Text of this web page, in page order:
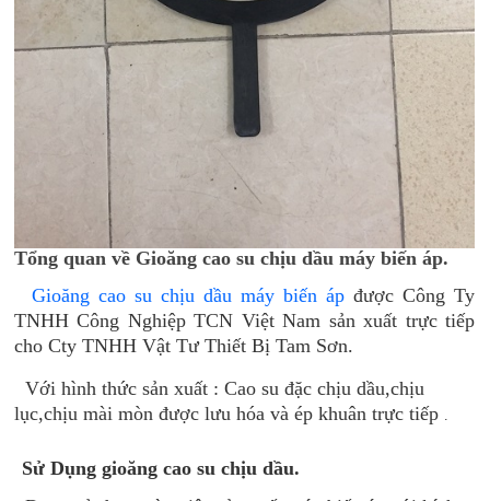
Tổng quan về Gioăng cao su chịu dầu máy biến áp.
Gioăng cao su chịu dầu máy biến áp được Công Ty
TNHH Công Nghiệp TCN Việt Nam sản xuất trực tiếp
cho Cty TNHH Vật Tư Thiết Bị Tam Sơn.
Với hình thức sản xuất : Cao su đặc chịu dầu,chịu
lục,chịu mài mòn được lưu hóa và ép khuân trực tiếp .
Sử Dụng gioăng cao su chịu dầu.